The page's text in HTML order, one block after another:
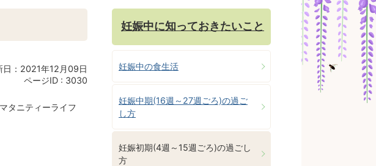
日：2021年12月09日
ページID : 3030
タニティーライフ
妊娠中に知っておきたいこと
妊娠中の食生活
妊娠中期(16週～27週ごろ)の過ご
し方
妊娠初期(4週～15週ごろ)の過ごし
方